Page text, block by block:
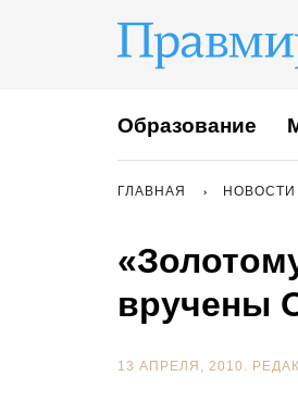
Образование
ГЛАВНАЯ НОВОСТИ
вручены
13 АПРЕЛЯ, 2010.